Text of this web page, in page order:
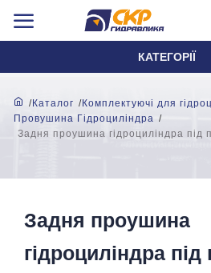
КАТЕГОРІЇ
Каталог
Комплектуючі для
Провушина Гідроциліндра
Задня проушина гідроциліндра під
Задня проушина
гідроциліндра